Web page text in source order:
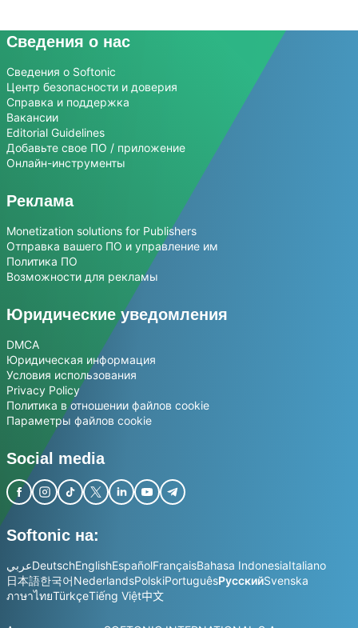
Сведения о нас
Сведения о Softonic
Центр безопасности и доверия
Справка и поддержка
Вакансии
Editorial Guidelines
Добавьте свое ПО / приложение
Онлайн-инструменты
Реклама
Monetization solutions for Publishers
Отправка вашего ПО и управление им
Политика ПО
Возможности для рекламы
Юридические уведомления
DMCA
Юридическая информация
Условия использования
Privacy Policy
Политика в отношении файлов cookie
Параметры файлов cookie
Social media
Softonic на:
عربيDeutschEnglishEspañolFrançaisBahasa IndonesiaItaliano
日本語한국어NederlandsPolskiPortuguêsРусскийSvenska
ภาษาไทยTürkçeTiếng Việt中文